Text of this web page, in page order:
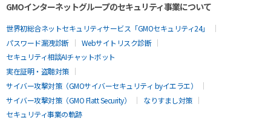
GMOインターネットグループのセキュリティ事業について
世界初総合ネットセキュリティサービス「GMOセキュリティ24」
パスワード漏洩診断
Webサイトリスク診断
セキュリティ相談AIチャットボット
実在証明・盗聴対策
サイバー攻撃対策（GMOサイバーセキュリティ byイエラエ）
サイバー攻撃対策（GMO Flatt Security）
なりすまし対策
セキュリティ事業の軌跡